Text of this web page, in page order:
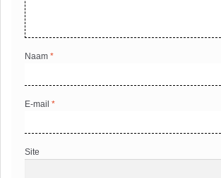
Naam*
E-mail*
Site